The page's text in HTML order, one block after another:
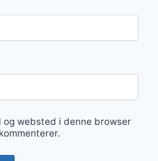
og websted i denne browser